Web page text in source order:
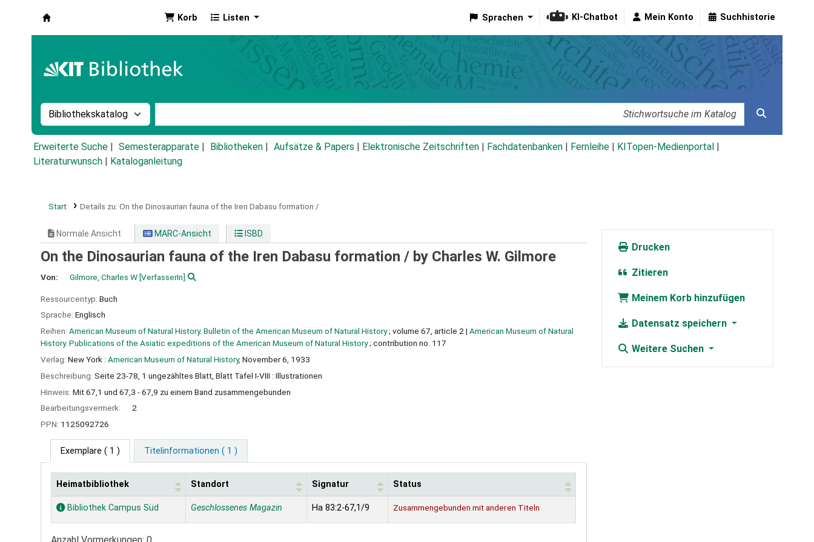
Korb Listen Sprachen KI-Chatbot Mein Konto Suchhistorie
Suche im Katalog nach:
Erweiterte Suche Semesterapparate Bibliotheken Aufsätze & Papers Elektronische Zeitschriften Fachdatenbanken Fernleihe KITopen-Medienportal
Literaturwunsch
Kataloganleitung
Start Details zu: On the Dinosaurian fauna of the Iren Dabasu formation /
Normale Ansicht MARC-Ansicht ISBD
On the Dinosaurian fauna of the Iren Dabasu formation / by Charles W. Gilmore
Von: Gilmore, Charles W[VerfasserIn]
Ressourcentyp: Buch
Sprache: Englisch
Reihen: American Museum of Natural History. Bulletin of the American Museum of Natural History; volume 67, article 2 | American Museum of Natural
History. Publications of the Asiatic expeditions of the American Museum of Natural History; contribution no. 117
Verlag: New York : American Museum of Natural History, November 6, 1933
Beschreibung: Seite 23-78, 1 ungezähltes Blatt, Blatt Tafel I-VIII : Illustrationen
Hinweis: Mit 67,1 und 67,3 - 67,9 zu einem Band zusammengebunden
Bearbeitungsvermerk:
2
PPN: 1125092726
Exemplare ( 1 ) Titelinformationen ( 1 )
Exemplare
Heimatbibliothek Standort Signatur Status
Bibliothek Campus Süd Geschlossenes Magazin Ha 83:2-67,1/9 Zusammengebunden mit anderen Titeln
Drucken
Zitieren
Meinem Korb hinzufügen
Datensatz speichern
Weitere Suchen